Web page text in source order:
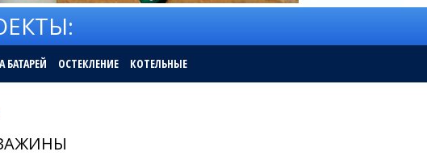
БАТАРЕЙ ОСТЕКЛЕНИЕ КОТЕЛЬНЫЕ